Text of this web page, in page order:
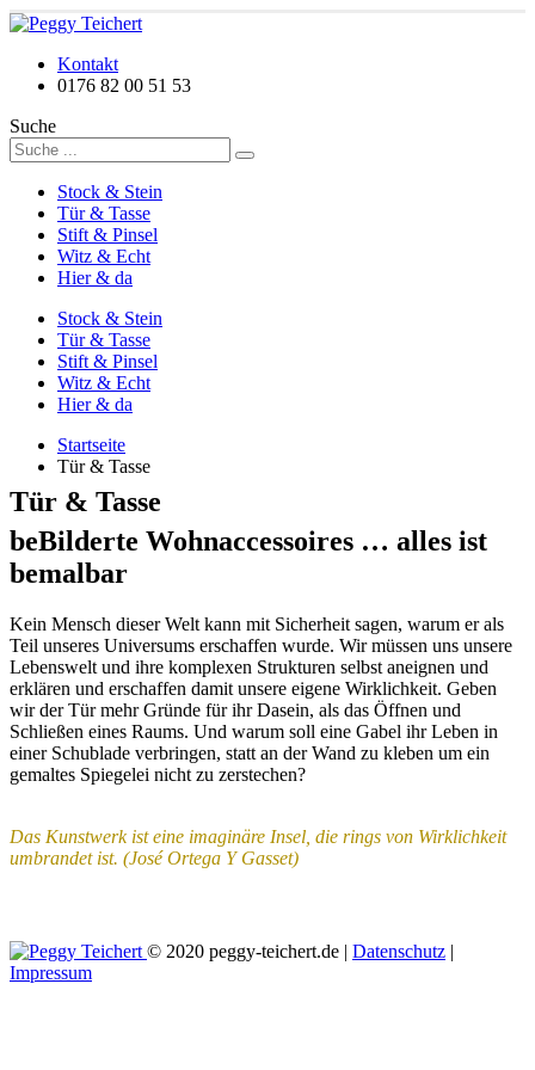
Kontakt
0176 82 00 51 53
Suche
Stock & Stein
Tür & Tasse
Stift & Pinsel
Witz & Echt
Hier & da
Stock & Stein
Tür & Tasse
Stift & Pinsel
Witz & Echt
Hier & da
Startseite
Tür & Tasse
Tür & Tasse
beBilderte Wohnaccessoires … alles ist
bemalbar
Kein Mensch dieser Welt kann mit Sicherheit sagen, warum er als
Teil unseres Universums erschaffen wurde. Wir müssen uns unsere
Lebenswelt und ihre komplexen Strukturen selbst aneignen und
erklären und erschaffen damit unsere eigene Wirklichkeit. Geben
wir der Tür mehr Gründe für ihr Dasein, als das Öffnen und
Schließen eines Raums. Und warum soll eine Gabel ihr Leben in
einer Schublade verbringen, statt an der Wand zu kleben um ein
gemaltes Spiegelei nicht zu zerstechen?
Das Kunstwerk ist eine imaginäre Insel, die rings von Wirklichkeit
umbrandet ist. (José Ortega Y Gasset)
© 2020 peggy-teichert.de | Datenschutz |
Impressum